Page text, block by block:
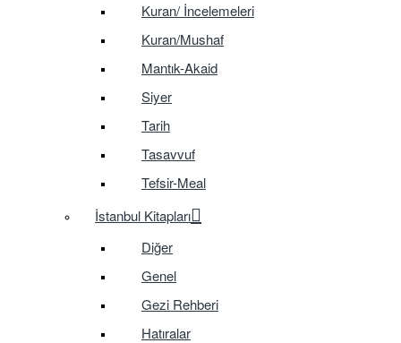
Kuran/ İncelemeleri
Kuran/Mushaf
Mantık-Akaid
Siyer
Tarih
Tasavvuf
Tefsir-Meal
İstanbul Kitapları
Diğer
Genel
Gezi Rehberi
Hatıralar